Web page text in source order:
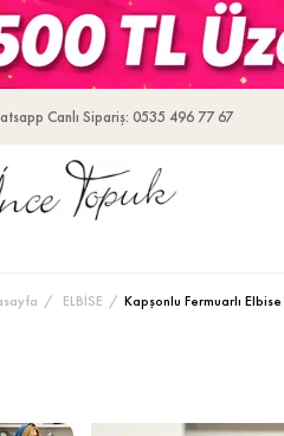
Canlı Sipariş: 0535 496 77 67
ELBİSE Kapşonlu Fermuarlı Elbise